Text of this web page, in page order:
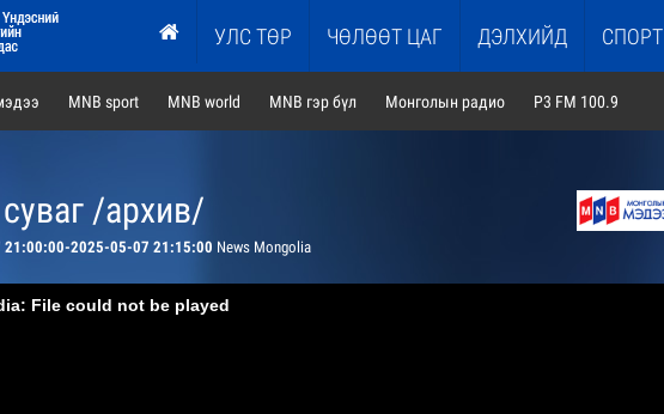
УЛС ТӨР ЧӨЛӨӨТ ЦАГ ДЭЛХИЙД СПОРТ
MNB sport MNB world MNB гэр бүл Монголын радио P3 FM 100.9
/архив/
21:00:00-2025-05-07 21:15:00 News Mongolia
File could not be played